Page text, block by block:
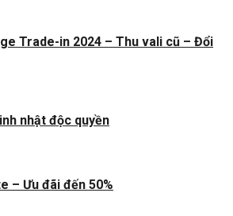
Trade-in 2024 – Thu vali cũ – Đổi
nhật độc quyền
– Ưu đãi đến 50%